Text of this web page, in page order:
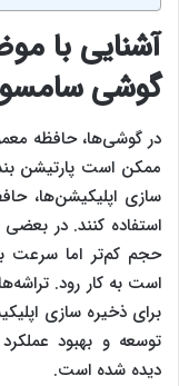
آشنایی با
گوشی
در گوشی‌ها، حافظه
ممکن است پارتیشن
‌سازی اپلیکیشن‌ها،
استفاده کنند. در
حجم کم‌تر اما سرعت
است به کار رود.
برای ذخیره‌ سازی
توسعه و بهبود
دیده شده است.